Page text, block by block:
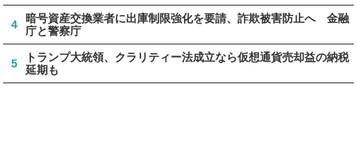
4
暗号資産交換業者に出庫制限強化を要請、詐欺被害防止へ 金融
庁と警察庁
5
トランプ大統領、クラリティー法成立なら仮想通貨売却益の納税
延期も